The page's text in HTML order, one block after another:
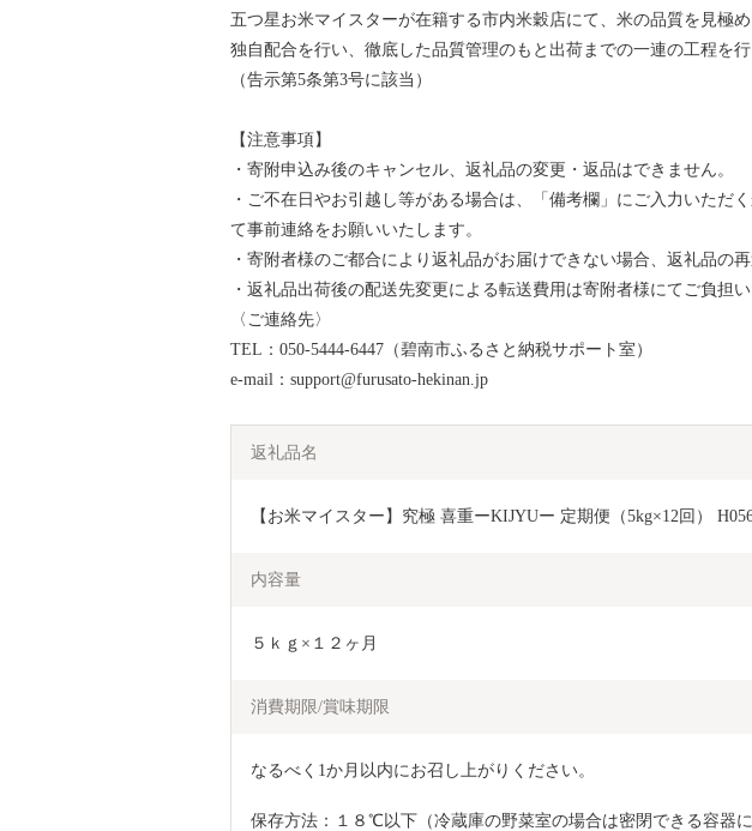
五つ星お米マイスターが在籍する市内米穀店にて、米の品質を見極
独自配合を行い、徹底した品質管理のもと出荷までの一連の工程を行
（告示第5条第3号に該当）
【注意事項】
・寄附申込み後のキャンセル、返礼品の変更・返品はできません。
・ご不在日やお引越し等がある場合は、「備考欄」にご入力いただ
て事前連絡をお願いいたします。
・寄附者様のご都合により返礼品がお届けできない場合、返礼品の再
・返礼品出荷後の配送先変更による転送費用は寄附者様にてご負担い
〈ご連絡先〉
TEL：050-5444-6447（碧南市ふるさと納税サポート室）
e-mail：support@furusato-hekinan.jp
返礼品名
【お米マイスター】究極 喜重ーKIJYUー 定期便（5kg×12回）
内容量
５ｋｇ×１２ヶ月
消費期限/賞味期限
なるべく1か月以内にお召し上がりください。
保存方法：１８℃以下（冷蔵庫の野菜室の場合は密閉できる容器